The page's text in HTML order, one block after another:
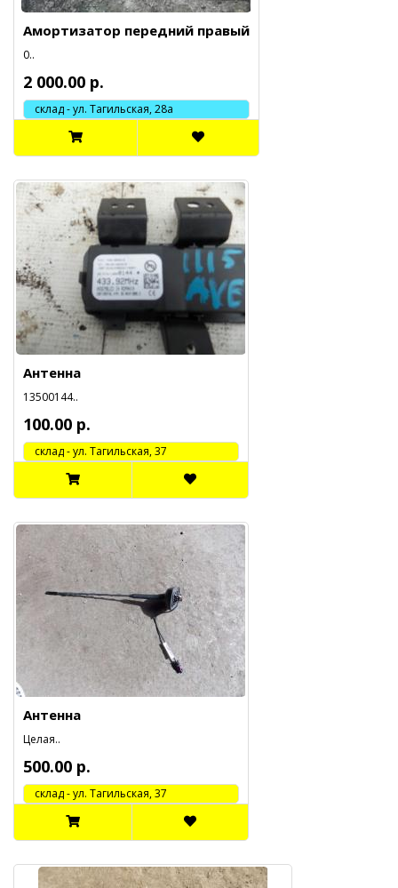
Амортизатор передний правый
0..
2 000.00 р.
склад - ул. Тагильская, 28а
Антенна
13500144..
100.00 р.
cклад - ул. Тагильская, 37
Антенна
Целая..
500.00 р.
cклад - ул. Тагильская, 37